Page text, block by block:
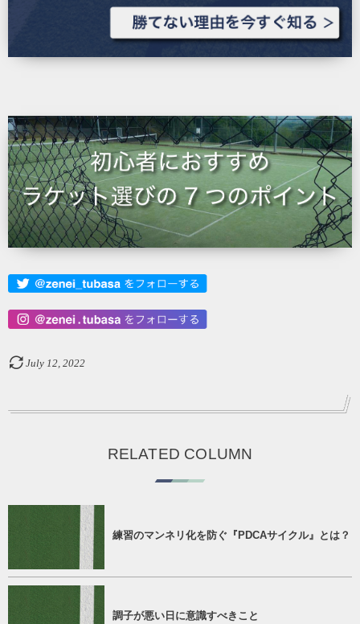
July 12, 2022
RELATED COLUMN
練習のマンネリ化を防ぐ『PDCAサイクル』とは？
調子が悪い日に意識すべきこと